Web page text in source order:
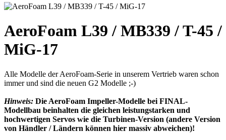
AeroFoam L39 / MB339 / T-45 /
MiG-17
Alle Modelle der AeroFoam-Serie in unserem Vertrieb waren schon
immer und sind die neuen G2 Modelle ;-)
Hinweis: Die AeroFoam Impeller-Modelle bei FINAL-
Modellbau beinhalten die gleichen leistungstarken und
hochwertigen Servos wie die Turbinen-Version (andere Version
von Händler / Ländern können hier massiv abweichen)!